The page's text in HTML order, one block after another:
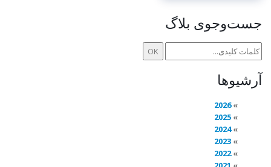
جست‌وجوی بلاگ
آرشیوها
2026
2025
2024
2023
2022